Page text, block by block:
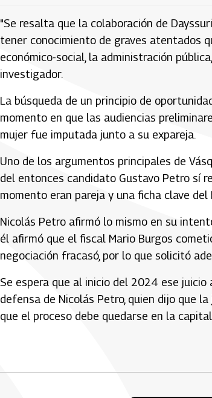
"Se resalta que la colaboración de
tener conocimiento de graves atentados
económico-social, la administración
investigador.
La búsqueda de un principio de
momento en que las audiencias
mujer fue imputada junto a su expareja.
Uno de los argumentos principales de
del entonces candidato Gustavo Petro sí
momento eran pareja y una ficha clave
Nicolás Petro afirmó lo mismo en su
él afirmó que el fiscal Mario Burgos
negociación fracasó, por lo que solicitó
Se espera que al inicio del 2024 ese
defensa de Nicolás Petro, quien dijo que
que el proceso debe quedarse en la